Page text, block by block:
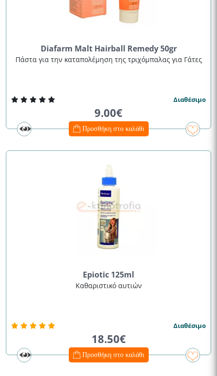
Diafarm Malt Hairball Remedy 50gr
Πάστα για την καταπολέμηση της τριχόμπαλας για Γάτες
Διαθέσιμο
9.00€
Προσθήκη στο καλάθι
Epiotic 125ml
Καθαριστικό αυτιών
Διαθέσιμο
18.50€
Προσθήκη στο καλάθι